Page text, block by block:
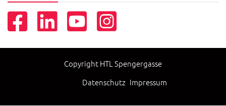
Copyright HTL Spengergasse
Datenschutz Impressum